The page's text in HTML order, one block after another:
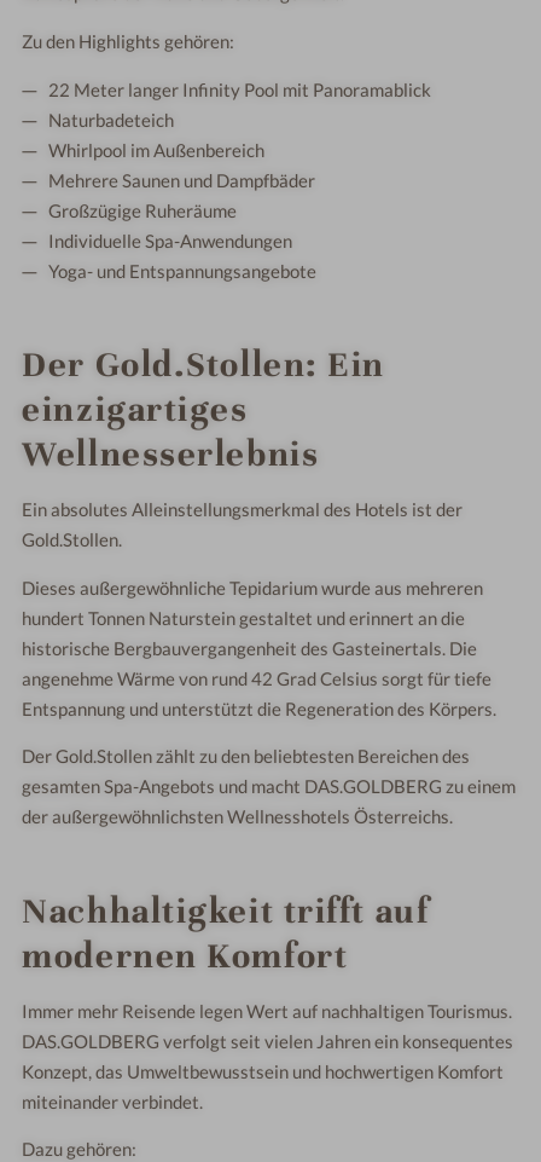
Zu den Highlights gehören:
22 Meter langer Infinity Pool mit Panoramablick
Naturbadeteich
Whirlpool im Außenbereich
Mehrere Saunen und Dampfbäder
Großzügige Ruheräume
Individuelle Spa-Anwendungen
Yoga- und Entspannungsangebote
Der Gold.Stollen: Ein
einzigartiges
Wellnesserlebnis
Ein absolutes Alleinstellungsmerkmal des Hotels ist der
Gold.Stollen.
Dieses außergewöhnliche Tepidarium wurde aus mehreren
hundert Tonnen Naturstein gestaltet und erinnert an die
historische Bergbauvergangenheit des Gasteinertals. Die
angenehme Wärme von rund 42 Grad Celsius sorgt für tiefe
Entspannung und unterstützt die Regeneration des Körpers.
Der Gold.Stollen zählt zu den beliebtesten Bereichen des
gesamten Spa-Angebots und macht DAS.GOLDBERG zu einem
der außergewöhnlichsten Wellnesshotels Österreichs.
Nachhaltigkeit trifft auf
modernen Komfort
Immer mehr Reisende legen Wert auf nachhaltigen Tourismus.
DAS.GOLDBERG verfolgt seit vielen Jahren ein konsequentes
Konzept, das Umweltbewusstsein und hochwertigen Komfort
miteinander verbindet.
Dazu gehören: